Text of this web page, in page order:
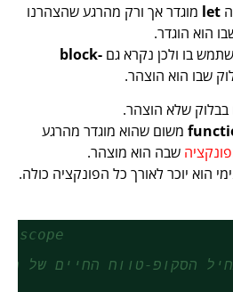
let מוגדר אך ורק מהרגע שהצהרנו
הוא הוגדר.
בו ולכן נקרא גם block-
שבו הוא הוצהר.
בבלוק שלא הוצהר.
משום שהוא מוגדר מהרגע
שבה הוא מוצהר.
הוא יוכר לאורך כל הפונקציה כולה.
scope
הסקופ-טווח החיים של